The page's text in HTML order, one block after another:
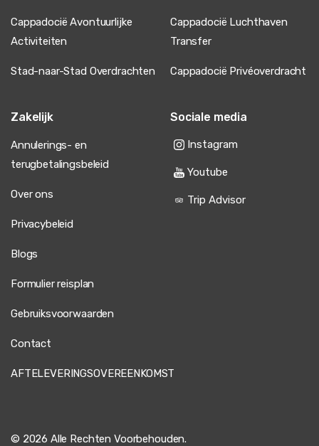
Cappadocië Avontuurlijke
Activiteiten
Cappadocië Luchthaven
Transfer
Stad-naar-Stad Overdrachten Cappadocië Privéoverdracht
Zakelijk
Annulerings- en
terugbetalingsbeleid
Over ons
Privacybeleid
Blogs
Formulier reisplan
Gebruiksvoorwaarden
Contact
AFTELEVERINGSOVEREENKOMST
Sociale media
Instagram
Youtube
Trip Advisor
© 2026 Alle Rechten Voorbehouden.